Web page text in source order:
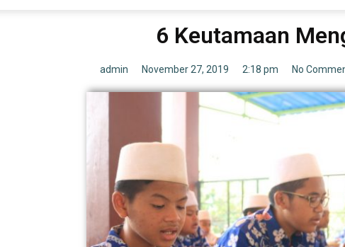
6 Keutamaan
admin November 27, 2019 2:18 pm No